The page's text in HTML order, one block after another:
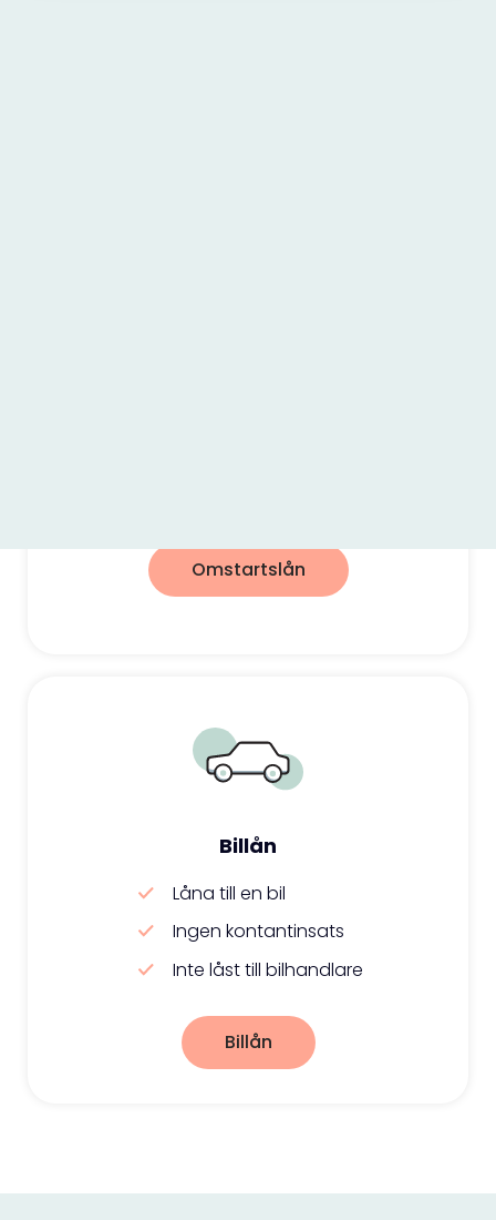
Omstartslån
Billån
Låna till en bil
Ingen kontantinsats
Inte låst till bilhandlare
Billån